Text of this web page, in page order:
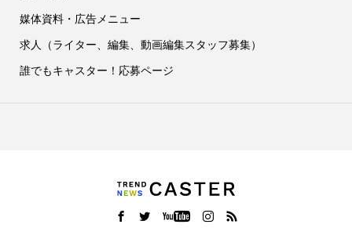
媒体資料・広告メニュー
求人（ライター、編集、動画編集スタッフ募集）
誰でもキャスター！応募ページ